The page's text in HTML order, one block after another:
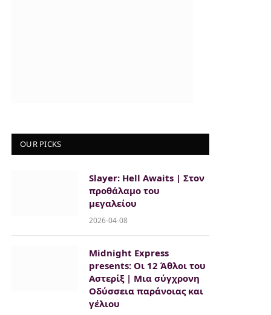
OUR PICKS
Slayer: Hell Awaits | Στον
προθάλαμο του
μεγαλείου
2026-04-08
Midnight Express
presents: Οι 12 Άθλοι του
Αστερίξ | Μια σύγχρονη
Οδύσσεια παράνοιας και
γέλιου